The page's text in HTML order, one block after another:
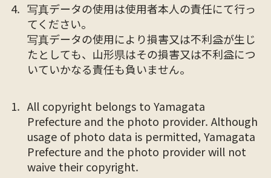
写真データの使用は使用者本人の責任にて行っ
てください。
写真データの使用により損害又は不利益が生じ
たとしても、山形県はその損害又は不利益につ
いていかなる責任も負いません。
All copyright belongs to Yamagata
Prefecture and the photo provider. Although
usage of photo data is permitted, Yamagata
Prefecture and the photo provider will not
waive their copyright.